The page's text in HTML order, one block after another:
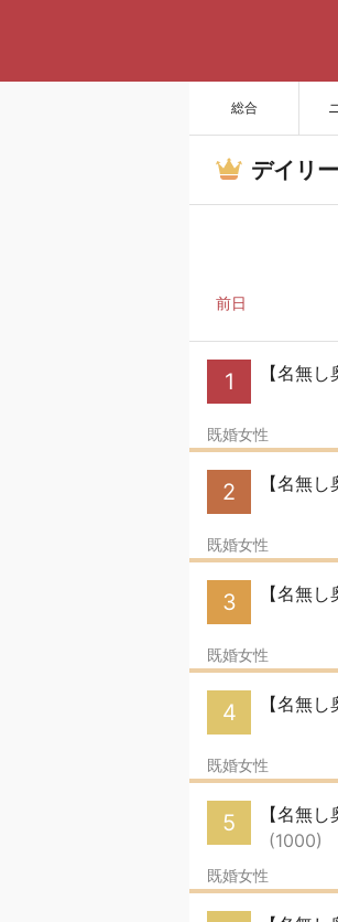
総合
デイリ
前日
1 【名無
既婚女性
2 【名無
既婚女性
3 【名無
既婚女性
4 【名無
既婚女性
5
【名無
(1000)
既婚女性